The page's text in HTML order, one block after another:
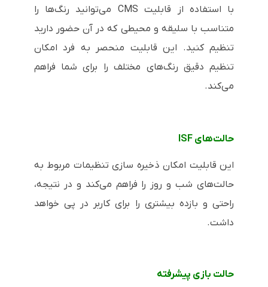
با استفاده از قابلیت CMS می‌توانید رنگ‌ها را
متناسب با سلیقه و محیطی که در آن حضور دارید
تنظیم کنید. این قابلیت منحصر به فرد امکان
تنظیم دقیق رنگ‌های مختلف را برای شما فراهم
می‌کند.
حالت‌های ISF
این قابلیت امکان ذخیره سازی تنظیمات مربوط به
حالت‌های شب و روز را فراهم می‌کند و در نتیجه،
راحتی و بازده بیشتری را برای کاربر در پی خواهد
داشت.
حالت بازی پیشرفته